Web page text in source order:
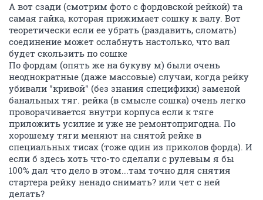
А вот сзади (смотрим фото с фордовской рейкой) та
самая гайка, которая прижимает сошку к валу. Вот
теоретически если ее убрать (раздавить, сломать)
соединение может ослабнуть настолько, что вал
будет скользить по сошке
По фордам (опять же на букуву м) были очень
неоднократные (даже массовые) случаи, когда рейку
убивали "кривой" (без знания специфики) заменой
банальных тяг. рейка (в смысле сошка) очень легко
проворачивается внутри корпуса если к тяге
приложить усилие и уже не ремонтопригодна. По
хорошему тяги меняют на снятой рейке в
специальных тисах (тоже один из приколов форда). И
если б здесь хоть что-то сделали с рулевым я бы
100% дал что дело в этом...там точно для снятия
стартера рейку ненадо снимать? или чет с ней
делать?